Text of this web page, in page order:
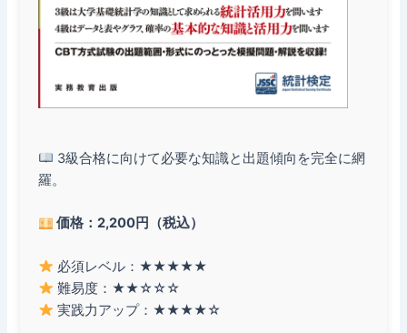
3級合格に向けて必要な知識と出題傾向を完全に網
羅。
価格：2,200円（税込）
必須レベル：★★★★★
難易度：★★☆☆☆
実践力アップ：★★★★☆